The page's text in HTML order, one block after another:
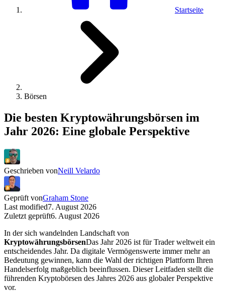
Startseite
Börsen
Die besten Kryptowährungsbörsen im
Jahr 2026: Eine globale Perspektive
Geschrieben vonNeill Velardo
Geprüft vonGraham Stone
Last modified7. August 2026
Zuletzt geprüft6. August 2026
In der sich wandelnden Landschaft von
KryptowährungsbörsenDas Jahr 2026 ist für Trader weltweit ein
entscheidendes Jahr. Da digitale Vermögenswerte immer mehr an
Bedeutung gewinnen, kann die Wahl der richtigen Plattform Ihren
Handelserfolg maßgeblich beeinflussen. Dieser Leitfaden stellt die
führenden Kryptobörsen des Jahres 2026 aus globaler Perspektive
vor.